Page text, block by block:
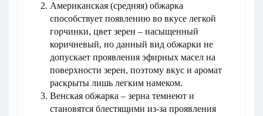
Американская (средняя) обжарка
способствует появлению во вкусе легкой
горчинки, цвет зерен – насыщенный
коричневый, но данный вид обжарки не
допускает проявления эфирных масел на
поверхности зерен, поэтому вкус и аромат
раскрыты лишь легким намеком.
Венская обжарка – зерна темнеют и
становятся блестящими из-за проявления